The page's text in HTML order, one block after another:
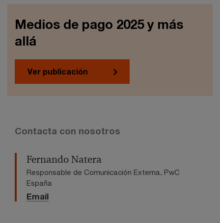
Medios de pago 2025 y más
allá
Ver publicación
Contacta con nosotros
Fernando Natera
Responsable de Comunicación Externa, PwC
España
Email